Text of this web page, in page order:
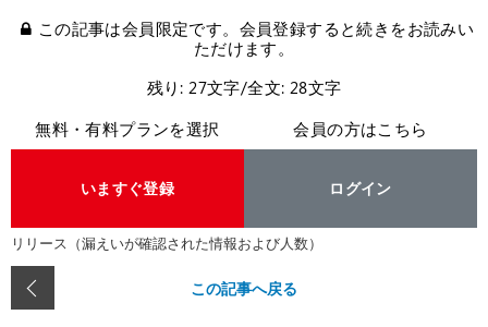
この記事は会員限定です。会員登録すると続きをお読みい
ただけます。
残り: 27文字/全文: 28文字
無料・有料プランを選択
いますぐ登録
会員の方はこちら
ログイン
リリース（漏えいが確認された情報および人数）
この記事へ戻る